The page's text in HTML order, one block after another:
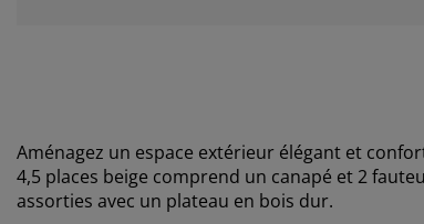
Aménagez un espace extérieur élégant et
4,5 places beige comprend un canapé et 2
assorties avec un plateau en bois dur.